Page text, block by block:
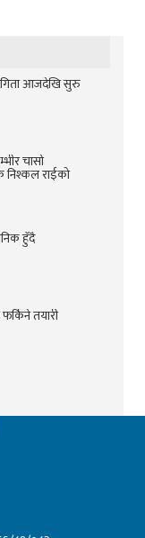
आजदेखि सुरु
चासो
राईको
हुँदै
तयारी